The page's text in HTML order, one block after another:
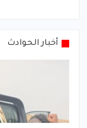
أخبار الحوادث